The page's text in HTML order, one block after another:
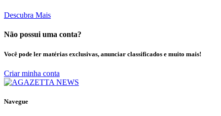
Descubra Mais
Não possui uma conta?
Você pode ler matérias exclusivas, anunciar classificados e muito mais!
Criar minha conta
Navegue